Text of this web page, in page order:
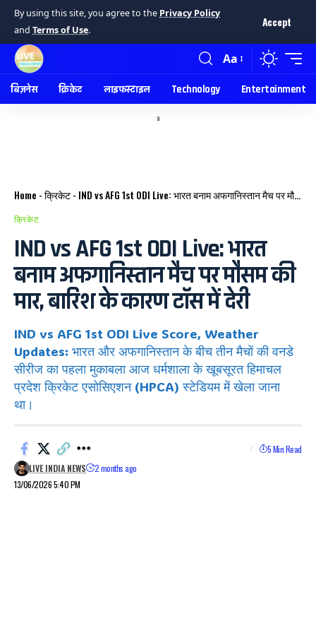
By using this site, you agree to the Privacy Policy
and Terms of Use.
Accept
Aa
बिज़नेस क्रिकेट लाइफस्टाइल Technology Entertainment
a
Home -क्रिकेट- IND vs AFG 1st ODI Live: भारत बनाम अफगानिस्तान मैच पर मौसम की मार, बारिश के कारण टॉस में देरी
क्रिकेट
IND vs AFG 1st ODI Live: भारत
बनाम अफगानिस्तान मैच पर मौसम की
मार, बारिश के कारण टॉस में देरी
IND vs AFG 1st ODI Live Score, Weather
Updates: भारत और अफगानिस्तान के बीच तीन मैचों की वनडे
सीरीज का पहला मुकाबला आज धर्मशाला के खूबसूरत हिमाचल
प्रदेश क्रिकेट एसोसिएशन (HPCA) स्टेडियम में खेला जाना
था।
13/06/2026 5:40 PM
LIVE INDIA NEWS 2 months ago
5 Min Read